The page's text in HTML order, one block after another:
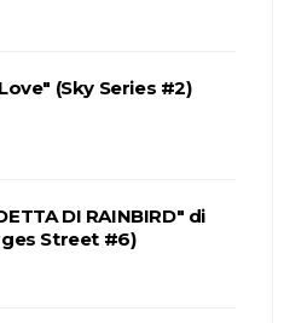
(Sky Series #2)
DI RAINBIRD" di
Street #6)